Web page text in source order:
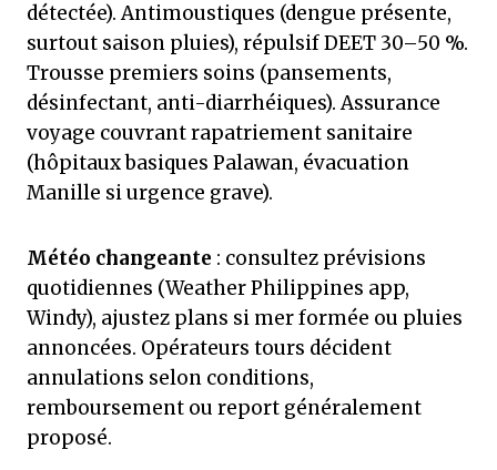
détectée). Antimoustiques (dengue présente,
surtout saison pluies), répulsif DEET 30–50 %.
Trousse premiers soins (pansements,
désinfectant, anti-diarrhéiques). Assurance
voyage couvrant rapatriement sanitaire
(hôpitaux basiques Palawan, évacuation
Manille si urgence grave).
Météo changeante : consultez prévisions
quotidiennes (Weather Philippines app,
Windy), ajustez plans si mer formée ou pluies
annoncées. Opérateurs tours décident
annulations selon conditions,
remboursement ou report généralement
proposé.